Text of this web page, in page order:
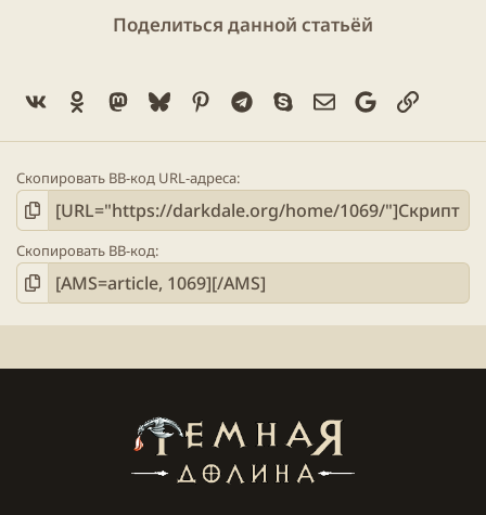
Поделиться данной статьёй
Vk Ok Mastodon
BlueskyPinterestTelegram
SkypeЭлектронная
GoogleСсылка
Скопировать BB-код URL-адреса
Скопировать BB-код